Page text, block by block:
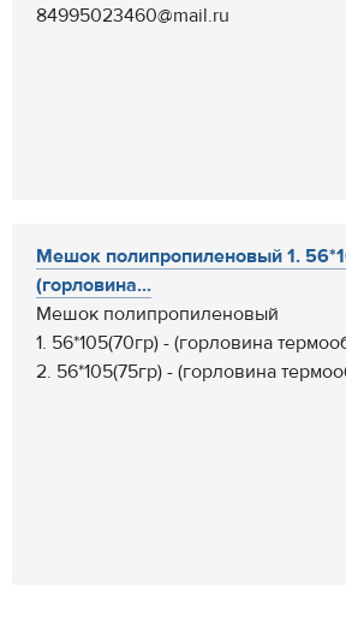
84995023460@mail.ru
Мешок полипропиленовый 1.
(горловина...
Мешок полипропиленовый
1. 56*105(70гр) - (горловина
2. 56*105(75гр) - (горловина